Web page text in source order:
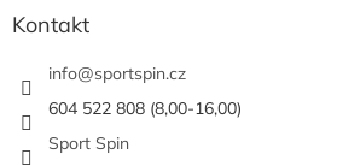
Kontakt
info@sportspin.cz
604 522 808 (8,00-16,00)
Sport Spin